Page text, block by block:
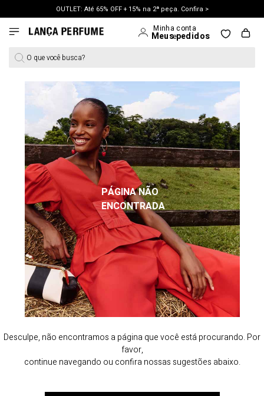
OUTLET: Até 65% OFF + 15% na 2ª peça. Confira >
LANÇAMENTO PRIMAVERA 27. Clique e aproveite.
O que você busca?
PÁGINA NÃO
ENCONTRADA
Desculpe, não encontramos a página que você está procurando. Por
favor,
continue navegando ou confira nossas sugestões abaixo.